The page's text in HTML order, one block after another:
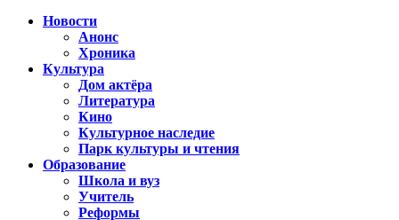
Новости
Анонс
Хроника
Культура
Дом актёра
Литература
Кино
Культурное наследие
Парк культуры и чтения
Образование
Школа и вуз
Учитель
Реформы